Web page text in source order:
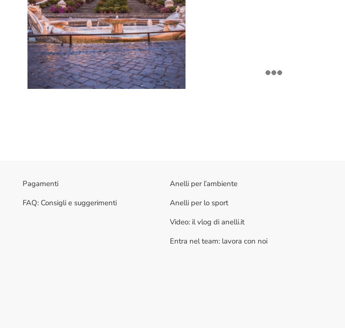
Pagamenti
FAQ: Consigli e suggerimenti
Anelli per l’ambiente
Anelli per lo sport
Video: il vlog di anelli.it
Entra nel team: lavora con noi